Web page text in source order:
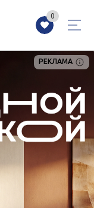
0
Акции
Контакты
РЕКЛАМА